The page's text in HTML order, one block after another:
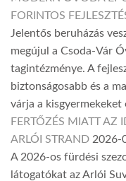
FORINTOS
Jelentős beruházás
megújul a Csoda-Vár
tagintézménye. A
biztonságosabb és a
várja a kisgyermekeket
FERTŐZÉS MIATT AZ
ARLÓI STRAND 2026-
A 2026-os fürdési
látogatókat az Arlói